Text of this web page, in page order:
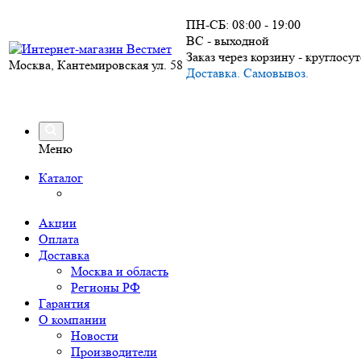
Москва, Кантемировская ул. 58
ПН-СБ: 08:00 - 19:00
ВС - выходной
Заказ через корзину -
Доставка. Самовывоз.
Меню
Каталог
Акции
Оплата
Доставка
Москва и область
Регионы РФ
Гарантия
О компании
Новости
Производители